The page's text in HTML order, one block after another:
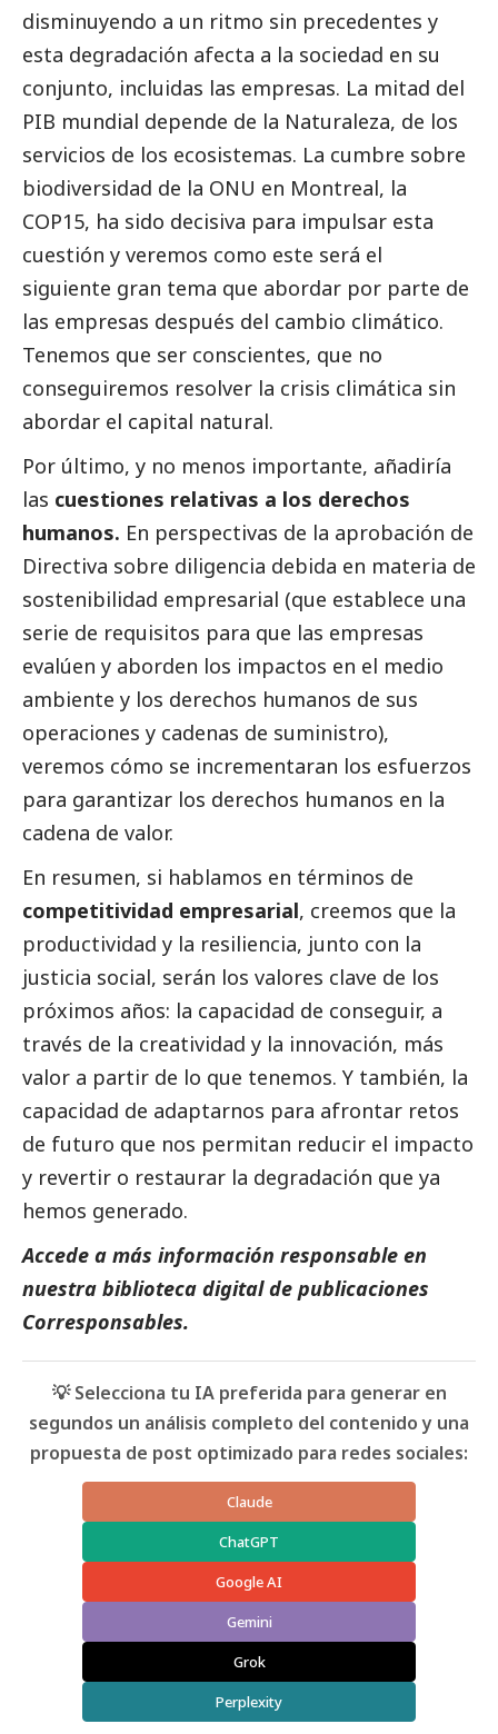
disminuyendo a un ritmo sin precedentes y
esta degradación afecta a la sociedad en su
conjunto, incluidas las empresas. La mitad del
PIB mundial depende de la Naturaleza, de los
servicios de los ecosistemas. La cumbre sobre
biodiversidad de la ONU en Montreal, la
COP15, ha sido decisiva para impulsar esta
cuestión y veremos como este será el
siguiente gran tema que abordar por parte de
las empresas después del cambio climático.
Tenemos que ser conscientes, que no
conseguiremos resolver la crisis climática sin
abordar el capital natural.
Por último, y no menos importante, añadiría
las cuestiones relativas a los derechos
humanos. En perspectivas de la aprobación de
Directiva sobre diligencia debida en materia de
sostenibilidad empresarial (que establece una
serie de requisitos para que las empresas
evalúen y aborden los impactos en el medio
ambiente y los derechos humanos de sus
operaciones y cadenas de suministro),
veremos cómo se incrementaran los esfuerzos
para garantizar los derechos humanos en la
cadena de valor.
En resumen, si hablamos en términos de
competitividad empresarial, creemos que la
productividad y la resiliencia, junto con la
justicia social, serán los valores clave de los
próximos años: la capacidad de conseguir, a
través de la creatividad y la innovación, más
valor a partir de lo que tenemos. Y también, la
capacidad de adaptarnos para afrontar retos
de futuro que nos permitan reducir el impacto
y revertir o restaurar la degradación que ya
hemos generado.
Accede a más información responsable en
nuestra biblioteca digital de publicaciones
Corresponsables.
💡 Selecciona tu IA preferida para generar en
segundos un análisis completo del contenido y una
propuesta de post optimizado para redes sociales:
Claude
ChatGPT
Google AI
Gemini
Grok
Perplexity